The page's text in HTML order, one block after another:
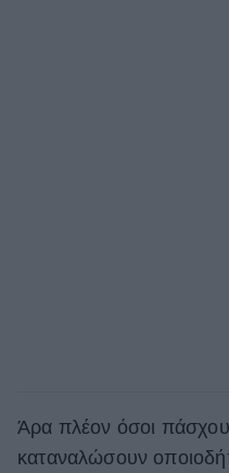
Άρα πλέον όσοι
καταναλώσουν